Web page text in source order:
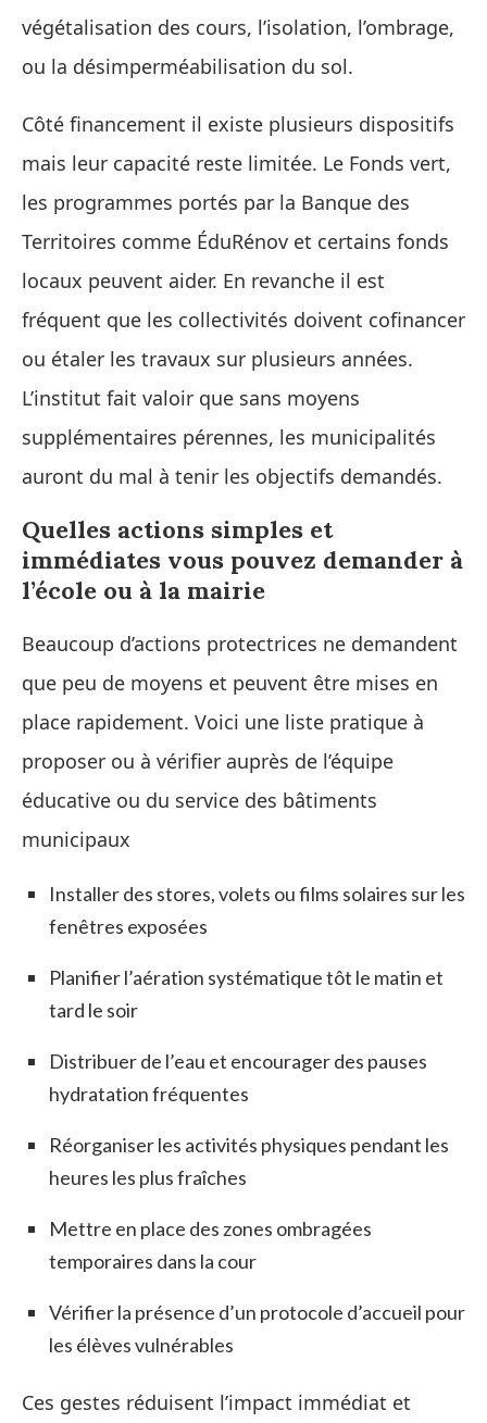
végétalisation des cours, l’isolation, l’ombrage,
ou la désimperméabilisation du sol.
Côté financement il existe plusieurs dispositifs
mais leur capacité reste limitée. Le Fonds vert,
les programmes portés par la Banque des
Territoires comme ÉduRénov et certains fonds
locaux peuvent aider. En revanche il est
fréquent que les collectivités doivent cofinancer
ou étaler les travaux sur plusieurs années.
L’institut fait valoir que sans moyens
supplémentaires pérennes, les municipalités
auront du mal à tenir les objectifs demandés.
Quelles actions simples et
immédiates vous pouvez demander à
l’école ou à la mairie
Beaucoup d’actions protectrices ne demandent
que peu de moyens et peuvent être mises en
place rapidement. Voici une liste pratique à
proposer ou à vérifier auprès de l’équipe
éducative ou du service des bâtiments
municipaux
Installer des stores, volets ou films solaires sur les
fenêtres exposées
Planifier l’aération systématique tôt le matin et
tard le soir
Distribuer de l’eau et encourager des pauses
hydratation fréquentes
Réorganiser les activités physiques pendant les
heures les plus fraîches
Mettre en place des zones ombragées
temporaires dans la cour
Vérifier la présence d’un protocole d’accueil pour
les élèves vulnérables
Ces gestes réduisent l’impact immédiat et